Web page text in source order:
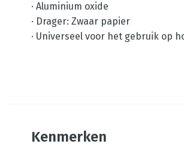
· Aluminium oxide
· Drager: Zwaar papier
· Universeel voor het gebruik op
Kenmerken